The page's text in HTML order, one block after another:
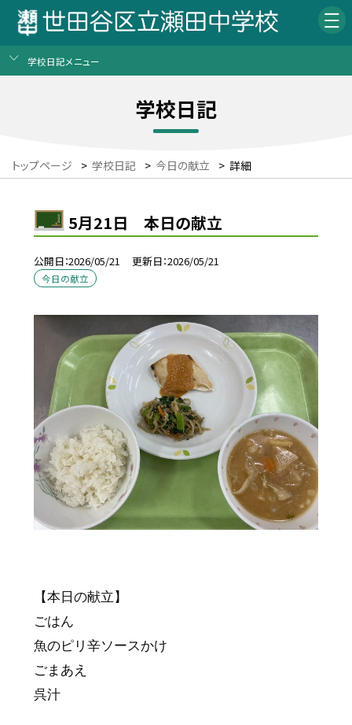
学校日記メニュー
学校日記
トップページ > 学校日記 > 今日の献立 > 詳細
5月21日 本日の献立
公開日 2026/05/21 更新日 2026/05/21
今日の献立
【本日の献立】
ごはん
魚のピリ辛ソースかけ
ごまあえ
呉汁